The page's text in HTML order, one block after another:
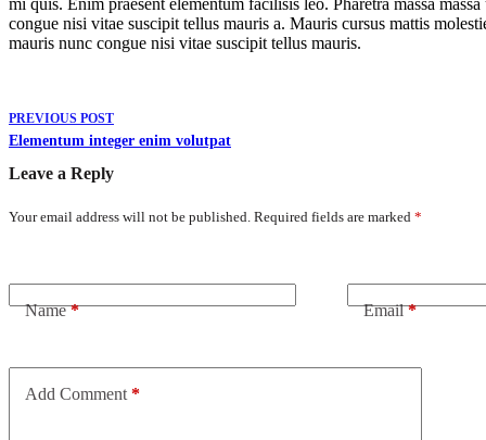
mi quis. Enim praesent elementum facilisis leo. Pharetra massa
congue nisi vitae suscipit tellus mauris a. Mauris cursus mattis
mauris nunc congue nisi vitae suscipit tellus mauris.
PREVIOUS POST
Elementum integer enim volutpat
Leave a Reply
Your email address will not be published. Required fields are marked *
Name* Email*
Add Comment *